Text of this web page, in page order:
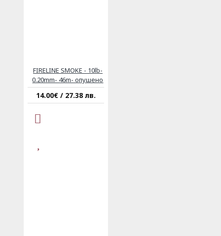
FIRELINE SMOKE - 10lb-
0.20mm- 46m- опушено
14.00€ / 27.38 лв.